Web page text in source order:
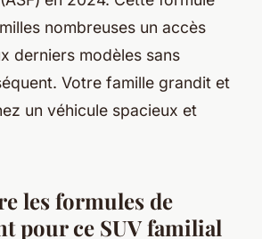
nombreuses un accès
derniers modèles sans
Votre famille grandit et
un véhicule spacieux et
les formules de
pour ce SUV familial